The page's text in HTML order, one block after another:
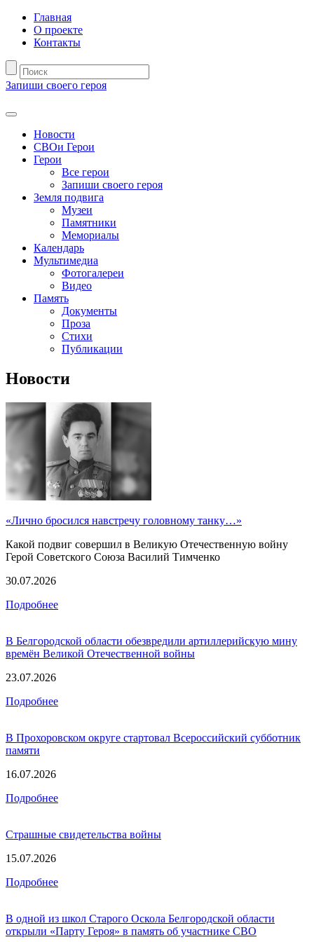
Главная
О проекте
Контакты
Запиши своего героя
Новости
СВОи Герои
Герои
Все герои
Запиши своего героя
Земля подвига
Музеи
Памятники
Мемориалы
Календарь
Мультимедиа
Фотогалереи
Видео
Память
Документы
Проза
Стихи
Публикации
Новости
«Лично бросился навстречу головному танку…»
Какой подвиг совершил в Великую Отечественную войну
Герой Советского Союза Василий Тимченко
30.07.2026
Подробнее
В Белгородской области обезвредили артиллерийскую мину
времён Великой Отечественной войны
23.07.2026
Подробнее
В Прохоровском округе стартовал Всероссийский субботник
памяти
16.07.2026
Подробнее
Страшные свидетельства войны
15.07.2026
Подробнее
В одной из школ Старого Оскола Белгородской области
открыли «Парту Героя» в память об участнике СВО